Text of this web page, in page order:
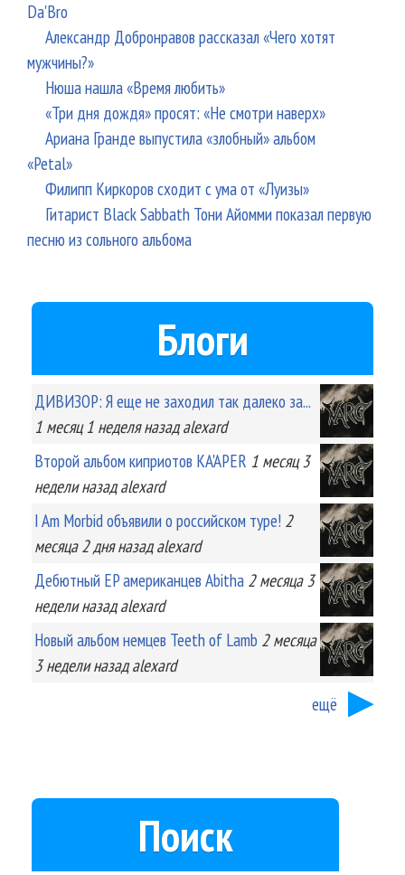
Da'Bro
Александр Добронравов рассказал «Чего хотят
мужчины?»
Нюша нашла «Время любить»
«Три дня дождя» просят: «Не смотри наверх»
Ариана Гранде выпустила «злобный» альбом
«Petal»
Филипп Киркоров сходит с ума от «Луизы»
Гитарист Black Sabbath Тони Айомми показал первую
песню из сольного альбома
Блоги
ДИВИЗОР: Я еще не заходил так далеко за...
1 месяц 1 неделяназад alexard
Второй альбом киприотов KA'APER 1 месяц 3
неделиназад alexard
I Am Morbid объявили о российском туре! 2
месяца 2 дняназад alexard
Дебютный EP американцев Abitha 2 месяца 3
неделиназад alexard
Новый альбом немцев Teeth of Lamb 2 месяца
3 неделиназад alexard
ещё
Поиск